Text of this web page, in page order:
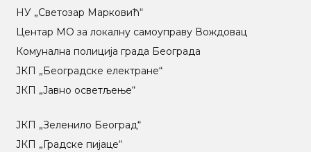
НУ „Светозар Марковић“
Центар МO за локалну самоуправу Вождовац
Комунална полиција града Београда
ЈКП „Београдске електране“
ЈКП „Јавно осветљење“
ЈКП „Зеленило Београд“
ЈКП „Градске пијаце“